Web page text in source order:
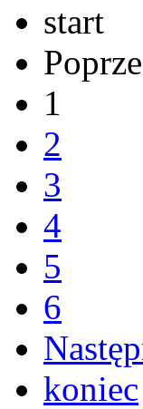
start
1
2
3
4
5
6
koniec